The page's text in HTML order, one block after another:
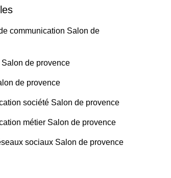
communication Salon de
Salon de provence
de provence
société Salon de provence
métier Salon de provence
sociaux Salon de provence